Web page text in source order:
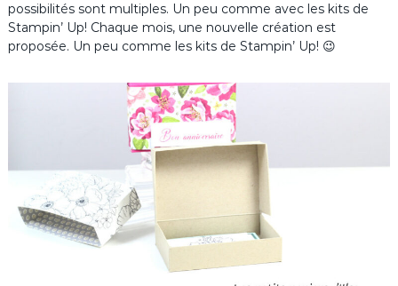
possibilités sont multiples. Un peu comme avec les kits de
Stampin’ Up! Chaque mois, une nouvelle création est
proposée. Un peu comme les kits de Stampin’ Up! 😉